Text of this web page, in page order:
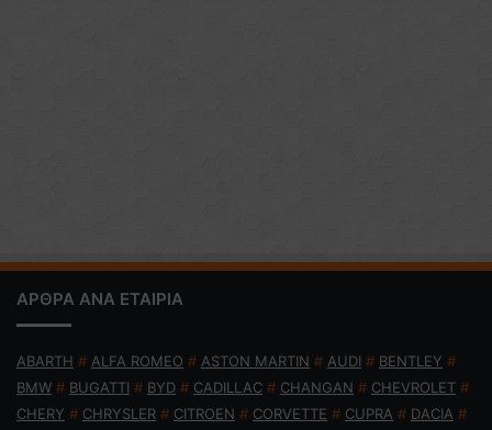
ΑΡΘΡΑ ΑΝΑ ΕΤΑΙΡΙΑ
ABARTH # ALFA ROMEO # ASTON MARTIN # AUDI # BENTLEY #
BMW # BUGATTI # BYD # CADILLAC # CHANGAN # CHEVROLET #
CHERY # CHRYSLER # CITROEN # CORVETTE # CUPRA # DACIA #